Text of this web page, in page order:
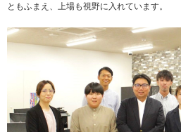
ともふまえ、上場も視野に入れています。